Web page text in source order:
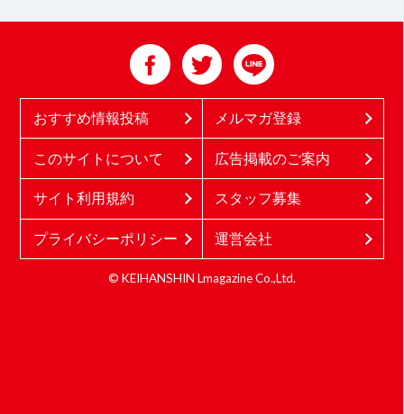
おすすめ情報投稿 メルマガ登録
このサイトについて 広告掲載のご案内
サイト利用規約 スタッフ募集
プライバシーポリシー 運営会社
© KEIHANSHIN Lmagazine Co.,Ltd.